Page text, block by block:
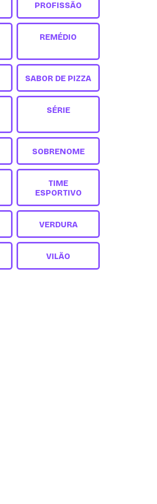
PROFISSÃO
REMÉDIO
SABOR DE PIZZA
SÉRIE
SOBRENOME
TIME
ESPORTIVO
VERDURA
VILÃO